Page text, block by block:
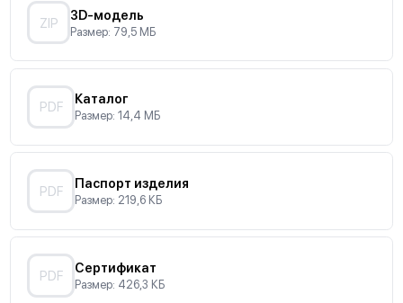
ZIP
3D-модель
Размер: 79,5 МБ
PDF
Каталог
Размер: 14,4 МБ
PDF
Паспорт изделия
Размер: 219,6 КБ
PDF
Сертификат
Размер: 426,3 КБ